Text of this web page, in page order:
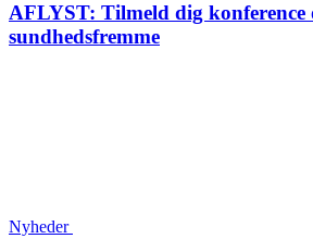
AFLYST: Tilmeld dig
sundhedsfremme
Nyheder